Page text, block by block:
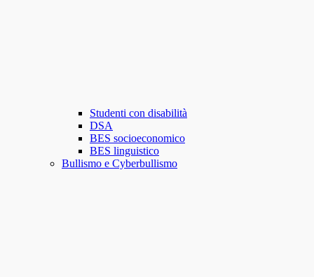
Studenti con disabilità
DSA
BES socioeconomico
BES linguistico
Bullismo e Cyberbullismo